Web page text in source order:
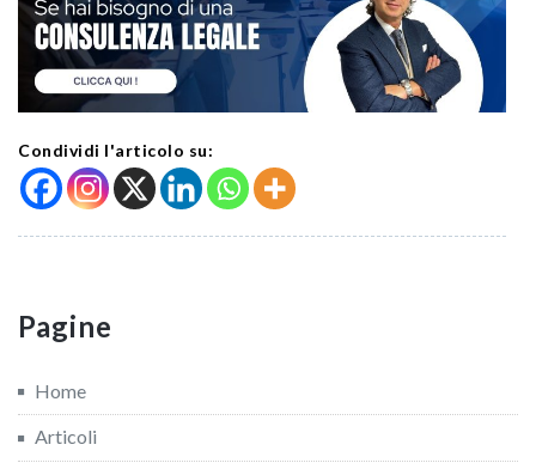
Condividi l'articolo su:
Pagine
Home
Articoli